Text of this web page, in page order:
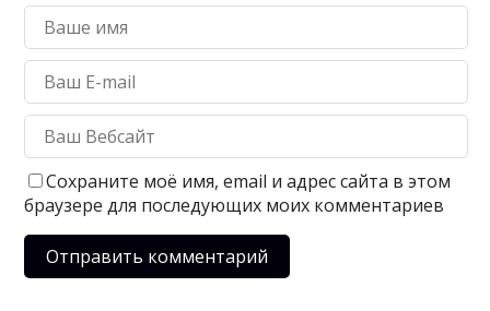
Сохраните моё имя, email и адрес сайта в этом
браузере для последующих моих комментариев